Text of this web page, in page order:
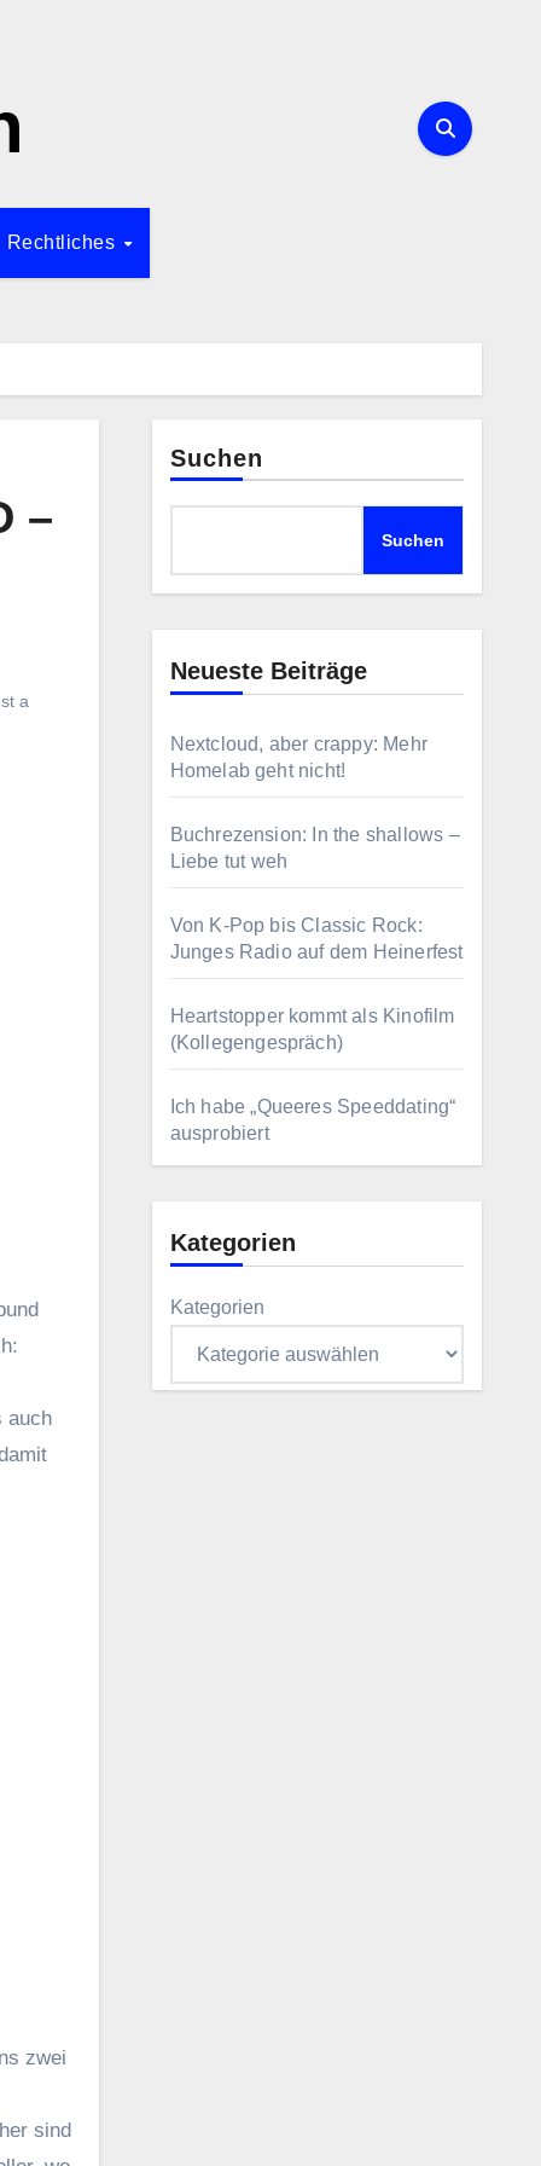
Rechtliches
–
a
auch
zwei
sind
Suchen
Suchen
Neueste Beiträge
Nextcloud, aber crappy: Mehr
Homelab geht nicht!
Buchrezension: In the shallows –
Liebe tut weh
Von K-Pop bis Classic Rock:
Junges Radio auf dem Heinerfest
Heartstopper kommt als Kinofilm
(Kollegengespräch)
Ich habe „Queeres Speeddating“
ausprobiert
Kategorien
Kategorien